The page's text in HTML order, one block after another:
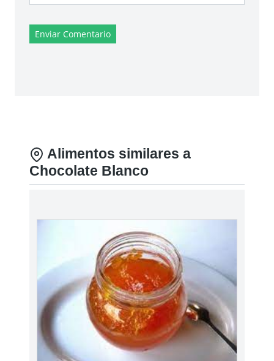
Enviar Comentario
Alimentos similares a
Chocolate Blanco